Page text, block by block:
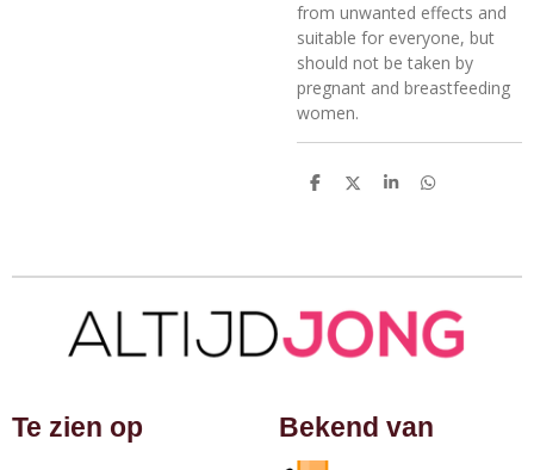
from unwanted effects and
suitable for everyone, but
should not be taken by
pregnant and breastfeeding
women.
D
D
S
D
Te zien op Bekend van